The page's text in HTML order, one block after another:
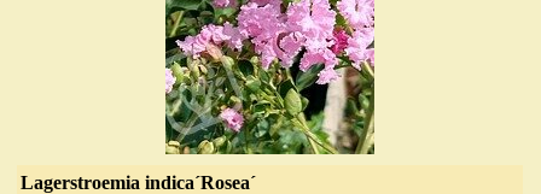
Lagerstroemia indica´Rosea´